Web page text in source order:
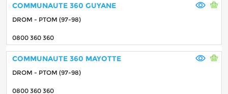
COMMUNAUTE 360 GUYANE
DROM - PTOM (97-98)
0800 360 360
COMMUNAUTE 360 MAYOTTE
DROM - PTOM (97-98)
0800 360 360